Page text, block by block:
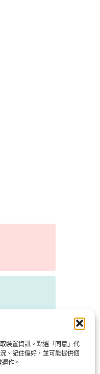
裝置資訊。點選「同意」代
、記住偏好，並可能提供個
作。